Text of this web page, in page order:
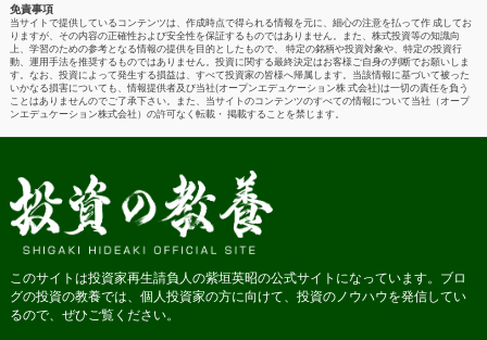
免責事項
当サイトで提供しているコンテンツは、作成時点で得られる情報を元に、細心の注意を払って作 成してお
りますが、その内容の正確性および安全性を保証するものではありません。また、株式投資等の知識向
上、学習のための参考となる情報の提供を目的としたもので、 特定の銘柄や投資対象や、特定の投資行
動、運用手法を推奨するものではありません。投資に関する最終決定はお客様ご自身の判断でお願いしま
す。なお、投資によって発生する損益は、すべて投資家の皆様へ帰属します。当該情報に基づいて被った
いかなる損害についても、情報提供者及び当社(オープンエデュケーション株 式会社)は一切の責任を負う
ことはありませんのでご了承下さい。また、当サイトのコンテンツのすべての情報について当社（オープ
ンエデュケーション株式会社）の許可なく転載・ 掲載することを禁じます。
このサイトは投資家再生請負人の紫垣英昭の公式サイトになっています。ブロ
グの投資の教養では、個人投資家の方に向けて、投資のノウハウを発信してい
るので、ぜひご覧ください。